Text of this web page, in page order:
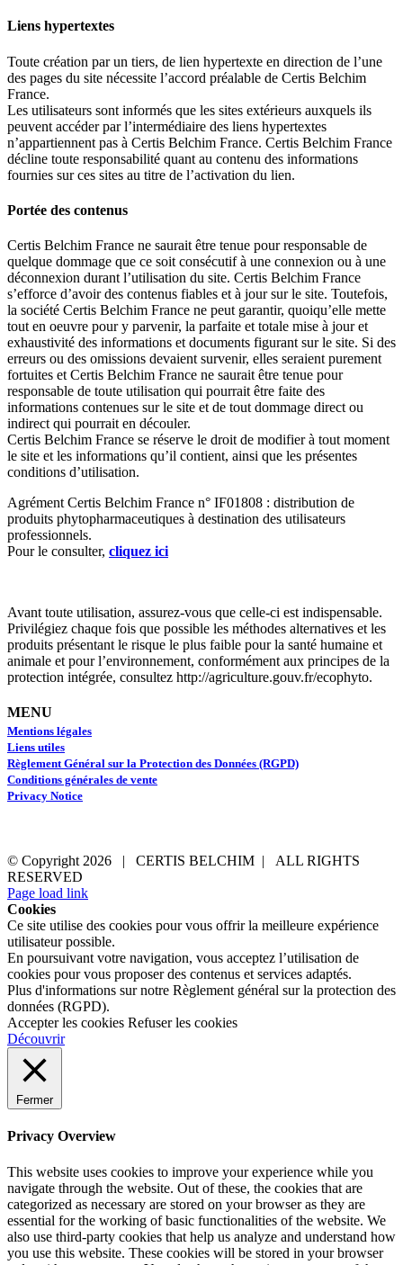
Liens hypertextes
Toute création par un tiers, de lien hypertexte en direction de l’une
des pages du site nécessite l’accord préalable de Certis Belchim
France.
Les utilisateurs sont informés que les sites extérieurs auxquels ils
peuvent accéder par l’intermédiaire des liens hypertextes
n’appartiennent pas à Certis Belchim France. Certis Belchim France
décline toute responsabilité quant au contenu des informations
fournies sur ces sites au titre de l’activation du lien.
Portée des contenus
Certis Belchim France ne saurait être tenue pour responsable de
quelque dommage que ce soit consécutif à une connexion ou à une
déconnexion durant l’utilisation du site. Certis Belchim France
s’efforce d’avoir des contenus fiables et à jour sur le site. Toutefois,
la société Certis Belchim France ne peut garantir, quoiqu’elle mette
tout en oeuvre pour y parvenir, la parfaite et totale mise à jour et
exhaustivité des informations et documents figurant sur le site. Si des
erreurs ou des omissions devaient survenir, elles seraient purement
fortuites et Certis Belchim France ne saurait être tenue pour
responsable de toute utilisation qui pourrait être faite des
informations contenues sur le site et de tout dommage direct ou
indirect qui pourrait en découler.
Certis Belchim France se réserve le droit de modifier à tout moment
le site et les informations qu’il contient, ainsi que les présentes
conditions d’utilisation.
Agrément Certis Belchim France n° IF01808 : distribution de
produits phytopharmaceutiques à destination des utilisateurs
professionnels.
Pour le consulter, cliquez ici
Avant toute utilisation, assurez-vous que celle-ci est indispensable.
Privilégiez chaque fois que possible les méthodes alternatives et les
produits présentant le risque le plus faible pour la santé humaine et
animale et pour l’environnement, conformément aux principes de la
protection intégrée, consultez http://agriculture.gouv.fr/ecophyto.
MENU
Mentions légales
Liens utiles
Règlement Général sur la Protection des Données (RGPD)
Conditions générales de vente
Privacy Notice
© Copyright 2026 | CERTIS BELCHIM | ALL RIGHTS
RESERVED
LinkedIn
YouTube
Email
Page load link
Cookies
Ce site utilise des cookies pour vous offrir la meilleure expérience
utilisateur possible.
En poursuivant votre navigation, vous acceptez l’utilisation de
cookies pour vous proposer des contenus et services adaptés.
Plus d'informations sur notre Règlement général sur la protection des
données (RGPD).
Accepter les cookies Refuser les cookies
Découvrir
Fermer
Privacy Overview
This website uses cookies to improve your experience while you
navigate through the website. Out of these, the cookies that are
categorized as necessary are stored on your browser as they are
essential for the working of basic functionalities of the website. We
also use third-party cookies that help us analyze and understand how
you use this website. These cookies will be stored in your browser